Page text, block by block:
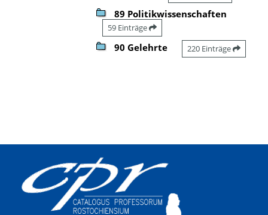
89 Politikwissenschaften
59 Einträge
90 Gelehrte 220 Einträge